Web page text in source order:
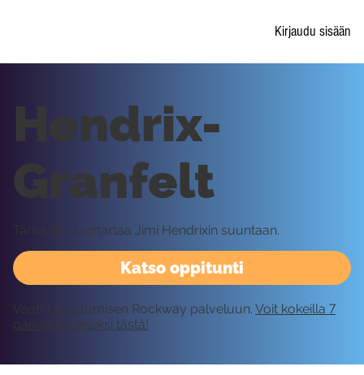
Kirjaudu sisään
Katso oppitunti
Hendrix-
Granfelt
Tämä likki kumartaa Jimi Hendrixin suuntaan.
Vaatii kirjautumisen Rockway palveluun. Voit kokeilla 7
päivää ilmaiseksi tästä!